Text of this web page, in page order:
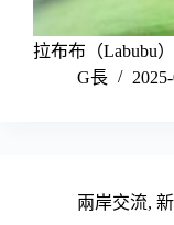
拉布布（Labubu
G長
兩岸交流,